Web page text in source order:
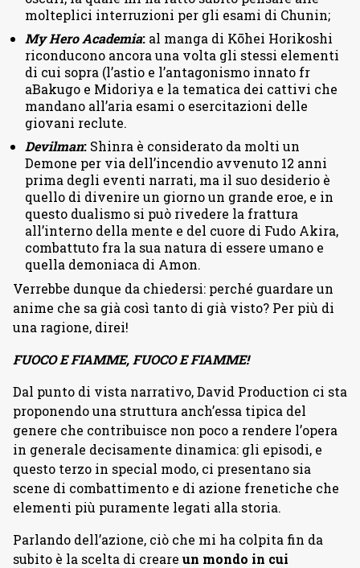
molteplici interruzioni per gli esami di Chunin;
My Hero Academia: al manga di Kōhei Horikoshi
riconducono ancora una volta gli stessi elementi
di cui sopra (l’astio e l’antagonismo innato fr
aBakugo e Midoriya e la tematica dei cattivi che
mandano all’aria esami o esercitazioni delle
giovani reclute.
Devilman: Shinra è considerato da molti un
Demone per via dell’incendio avvenuto 12 anni
prima degli eventi narrati, ma il suo desiderio è
quello di divenire un giorno un grande eroe, e in
questo dualismo si può rivedere la frattura
all’interno della mente e del cuore di Fudo Akira,
combattuto fra la sua natura di essere umano e
quella demoniaca di Amon.
Verrebbe dunque da chiedersi: perché guardare un
anime che sa già così tanto di già visto? Per più di
una ragione, direi!
FUOCO E FIAMME, FUOCO E FIAMME!
Dal punto di vista narrativo, David Production ci sta
proponendo una struttura anch’essa tipica del
genere che contribuisce non poco a rendere l’opera
in generale decisamente dinamica: gli episodi, e
questo terzo in special modo, ci presentano sia
scene di combattimento e di azione frenetiche che
elementi più puramente legati alla storia.
Parlando dell’azione, ciò che mi ha colpita fin da
subito è la scelta di creare un mondo in cui